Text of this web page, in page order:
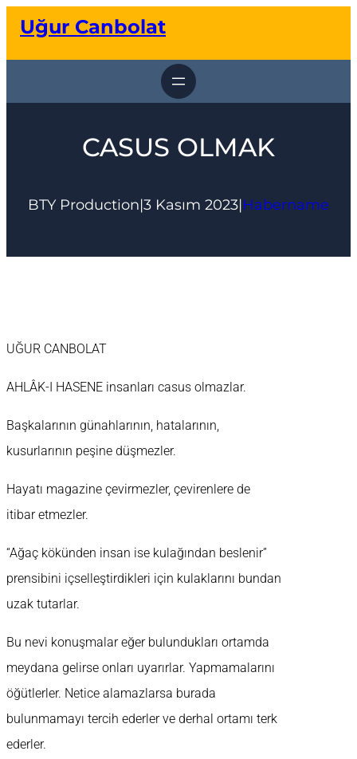
geçUğur Canbolat
CASUS OLMAK
BTY Production|3 Kasım 2023|Habername
UĞUR CANBOLAT
AHLÂK-I HASENE insanları casus olmazlar.
Başkalarının günahlarının, hatalarının,
kusurlarının peşine düşmezler.
Hayatı magazine çevirmezler, çevirenlere de
itibar etmezler.
“Ağaç kökünden insan ise kulağından beslenir”
prensibini içselleştirdikleri için kulaklarını bundan
uzak tutarlar.
Bu nevi konuşmalar eğer bulundukları ortamda
meydana gelirse onları uyarırlar. Yapmamalarını
öğütlerler. Netice alamazlarsa burada
bulunmamayı tercih ederler ve derhal ortamı terk
ederler.